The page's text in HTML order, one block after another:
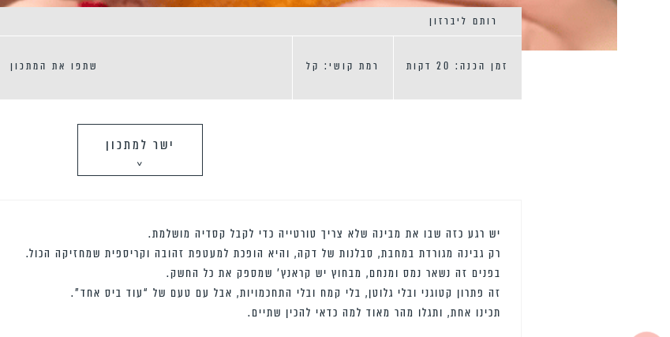
רותם ליברזון
זמן הכנה: 20 דקות רמת קושי: קל שתפו את המתכון
ישר למתכון
>
יש רגע כזה שבו את מבינה שלא צריך טורטייה כדי לקבל קסדיה מושלמת.
רק גבינה מגורדת במחבת, סבלנות של דקה, והיא הופכת למעטפת זהובה וקריספית שמחזיקה הכול.
בפנים זה נשאר נמס ומנחם, מבחוץ יש קראנץ’ שמספק את כל החשק.
זה פתרון קטוגני ובלי גלוטן, בלי קמח ובלי התחכמויות, אבל עם טעם של “עוד ביס אחד”.
תכינו אחת, ותגלו מהר מאוד למה כדאי להכין שתיים.